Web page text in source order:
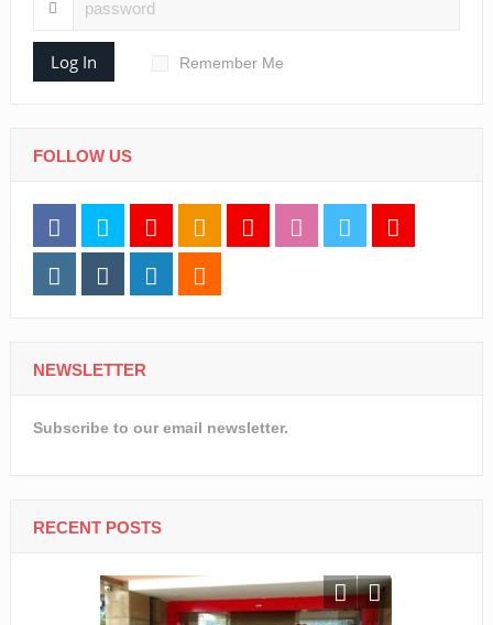
Log In Remember Me
FOLLOW US
NEWSLETTER
Subscribe to our email newsletter.
RECENT POSTS